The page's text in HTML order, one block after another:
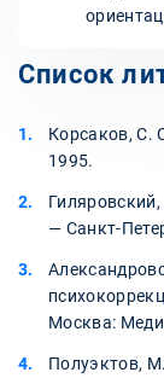
Список
Корсаков, С.
1995.
— Санкт-
Москва:
Полуэктов,